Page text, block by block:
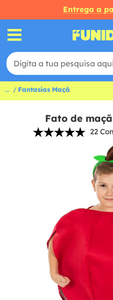
Entrega a
... Fantasias Maçã
Fato de
22